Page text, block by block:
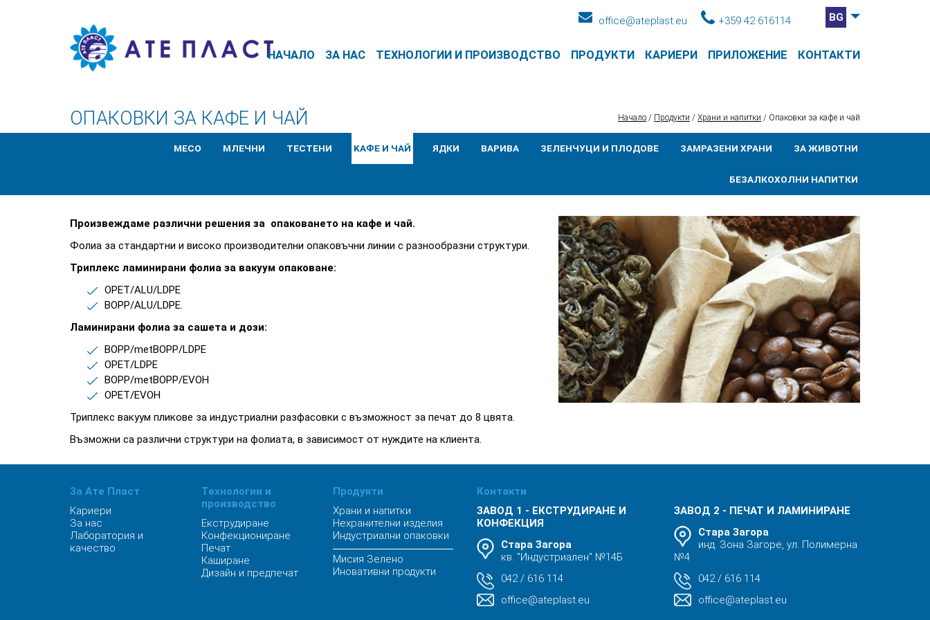
НАЧАЛО ЗА НАС ТЕХНОЛОГИИ И ПРОИЗВОДСТВО ПРОДУКТИ КАРИЕРИ ПРИЛОЖЕНИЕ КОНТАКТИ
office@ateplast.eu +359 42 616114 BG
Начало / Продукти / Храни и напитки / Опаковки за кафе и чай
ОПАКОВКИ ЗА КАФЕ И ЧАЙ
MЕСО MЛЕЧНИ TЕСТЕНИ KАФЕ И ЧАЙ ЯДКИ ВАРИВА ЗЕЛЕНЧУЦИ И ПЛОДОВЕ ЗАМРАЗЕНИ ХРАНИ ЗА ЖИВОТНИ
БЕЗАЛКОХОЛНИ НАПИТКИ
Произвеждаме различни решения за опаковането на кафе и чай.
Фолиа за стандартни и високо производителни опаковъчни линии с разнообразни структури.
Триплекс ламинирани фолиа за вакуум опаковане:
OPET/ALU/LDPE
BOPP/ALU/LDPE.
Ламинирани фолиа за сашета и дози:
BOPP/metBOPP/LDPE
OPET/LDPE
BOPP/metBOPP/EVOH
OPET/EVOH
Триплекс вакуум пликове за индустриални разфасовки с възможност за печат до 8 цвята.
Възможни са различни структури на фолиата, в зависимост от нуждите на клиента.
За Ате Пласт
Кариери
За нас
Лаборатория и
качество
Технологии и
производство
Екструдиране
Конфекциониране
Печат
Каширане
Дизайн и предпечат
Продукти
Храни и напитки
Нехранителни изделия
Индустриални опаковки
Мисия Зелено
Иновативни продукти
Контакти
ЗАВОД 1 - ЕКСТРУДИРАНЕ И
КОНФЕКЦИЯ
Стара Загора
кв. "Индустриален" №14Б
042 / 616 114
office@ateplast.eu
ЗАВОД 2 - ПЕЧАТ И ЛАМИНИРАНЕ
Стара Загора
инд. Зона Загоре, ул. Полимерна
№4
042 / 616 114
office@ateplast.eu